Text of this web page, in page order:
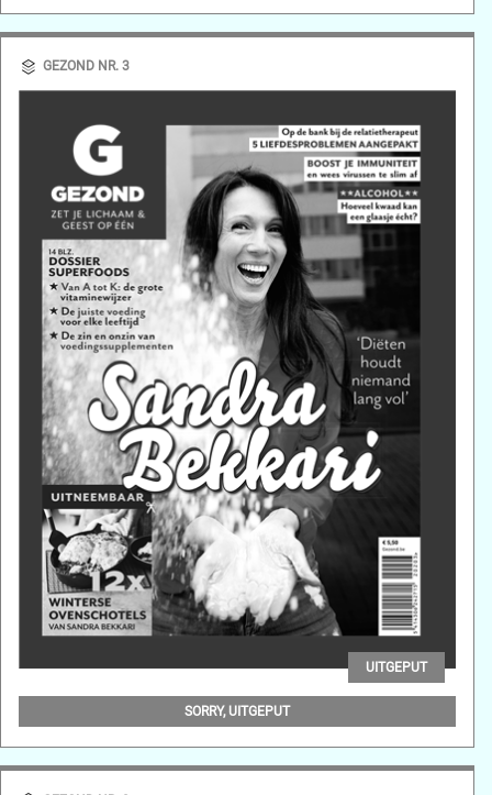
GEZOND NR. 3
UITGEPUT
SORRY, UITGEPUT